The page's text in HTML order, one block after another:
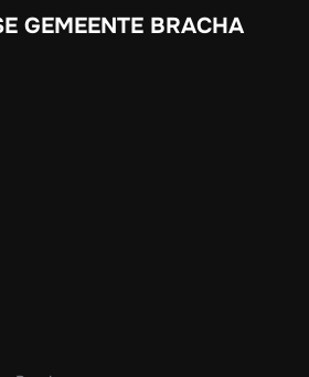
GEMEENTE BRACHA